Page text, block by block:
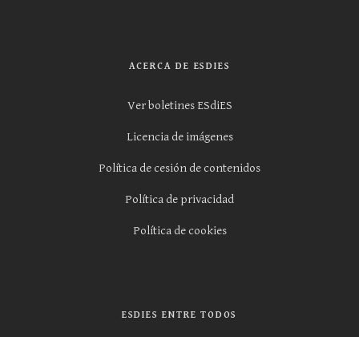
ACERCA DE ESDIES
Ver boletines ESdiES
Licencia de imágenes
Política de cesión de contenidos
Política de privacidad
Política de cookies
ESDIES ENTRE TODOS